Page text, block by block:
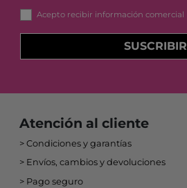
Acepto recibir información comercial
SUSCRIBIR
Atención al cliente
Condiciones y garantías
Envíos, cambios y devoluciones
Pago seguro